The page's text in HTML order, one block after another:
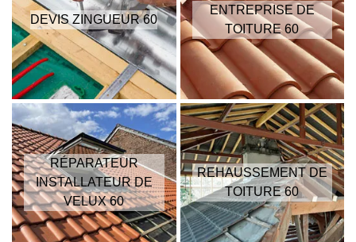
DEVIS ZINGUEUR 60
ENTREPRISE DE
TOITURE 60
RÉPARATEUR
INSTALLATEUR DE
VELUX 60
REHAUSSEMENT DE
TOITURE 60